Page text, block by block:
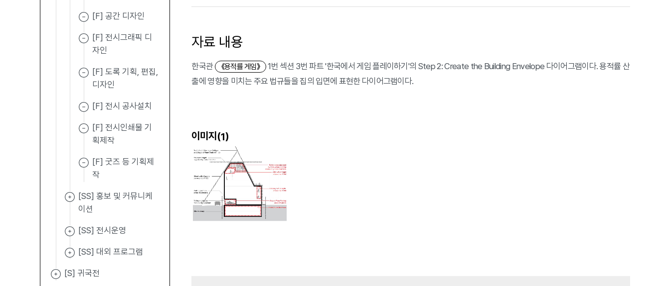
[F] 공간 디자인
[F] 전시그래픽 디
자인
[F] 도록 기획, 편집,
디자인
[F] 전시 공사설치
[F] 전시인쇄물 기
획제작
[F] 굿즈 등 기획제
작
[SS] 홍보 및 커뮤니케
이션
[SS] 전시운영
[SS] 대외 프로그램
[S] 귀국전
자료 내용
한국관 《용적률 게임》
1번 섹션 3번 파트 '한국에서 게임 플레이하기'의 Step 2: Create the Building Envelope 다이어그램이다. 용적률 산
출에 영향을 미치는 주요 법규들을 집의 입면에 표현한 다이어그램이다.
이미지(1)